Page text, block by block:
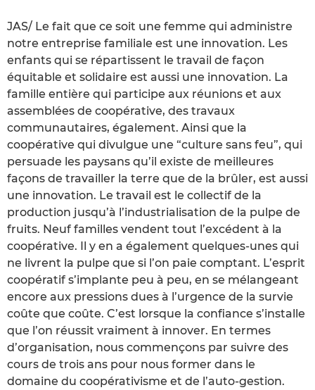
JAS/ Le fait que ce soit une femme qui administre
notre entreprise familiale est une innovation. Les
enfants qui se répartissent le travail de façon
équitable et solidaire est aussi une innovation. La
famille entière qui participe aux réunions et aux
assemblées de coopérative, des travaux
communautaires, également. Ainsi que la
coopérative qui divulgue une “culture sans feu”, qui
persuade les paysans qu’il existe de meilleures
façons de travailler la terre que de la brûler, est aussi
une innovation. Le travail est le collectif de la
production jusqu’à l’industrialisation de la pulpe de
fruits. Neuf familles vendent tout l’excédent à la
coopérative. Il y en a également quelques-unes qui
ne livrent la pulpe que si l’on paie comptant. L’esprit
coopératif s’implante peu à peu, en se mélangeant
encore aux pressions dues à l’urgence de la survie
coûte que coûte. C’est lorsque la confiance s’installe
que l’on réussit vraiment à innover. En termes
d’organisation, nous commençons par suivre des
cours de trois ans pour nous former dans le
domaine du coopérativisme et de l’auto-gestion.